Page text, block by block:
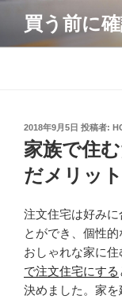
テ
買う前に
投
稿
日:
2018年9月5日 投稿者:
家族で住
だメリット
注文住宅は好み
とができ、個性
おしゃれな家に住
で注文住宅にする
決めました。家